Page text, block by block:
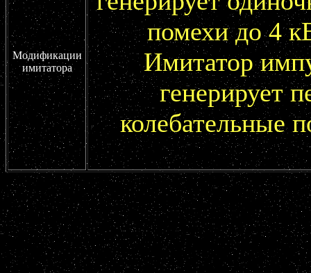
Модификации
имитатора
помехи до 4
Имитатор
генерирует
колебательные